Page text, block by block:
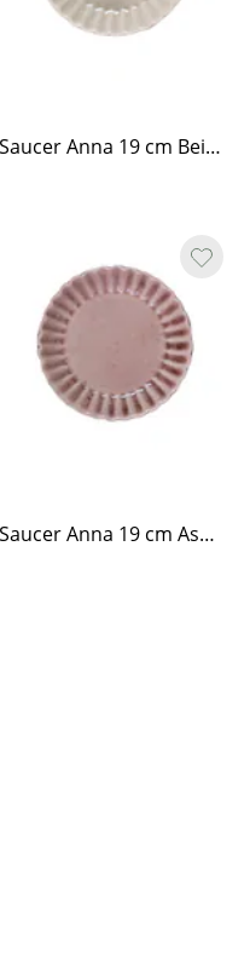
Saucer Anna 19 cm Beige
Saucer Anna 19 cm Ash Rose